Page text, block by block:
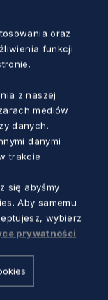
tradycje.
5 lat temu
oraz
funkcji
z naszej
mediów
danych.
danymi
trakcie
się abyśmy
Aby samemu
wybierz
prywatności